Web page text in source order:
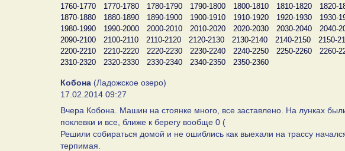
1760-1770
1770-1780 1780-1790 1790-1800 1800-1810 1810-1820 1820-
1870-1880
1880-1890 1890-1900 1900-1910 1910-1920 1920-1930 1930-
1980-1990
1990-2000 2000-2010 2010-2020 2020-2030 2030-2040 2040-
2090-2100
2100-2110 2110-2120 2120-2130 2130-2140 2140-2150 2150-
2200-2210
2210-2220 2220-2230 2230-2240 2240-2250 2250-2260 2260-
2310-2320
2320-2330 2330-2340 2340-2350 2350-2360
Кобона (Ладожское озеро)
17.02.2014 09:27
Вчера Кобона. Машин на стоянке много, все заставлено. На лунках
поклевки и все, ближе к берегу вообще 0 (
Решили собираться домой и не ошиблись как выехали на трассу
терпимая.